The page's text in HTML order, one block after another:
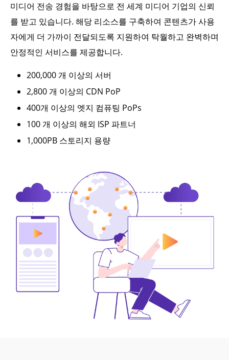
미디어 전송 경험을 바탕으로 전 세계 미디어 기업의 신뢰
를 받고 있습니다. 해당 리소스를 구축하여 콘텐츠가 사용
자에게 더 가까이 전달되도록 지원하여 탁월하고 완벽하며
안정적인 서비스를 제공합니다.
200,000 개 이상의 서버
2,800 개 이상의 CDN PoP
400개 이상의 엣지 컴퓨팅 PoPs
100 개 이상의 해외 ISP 파트너
1,000PB 스토리지 용량